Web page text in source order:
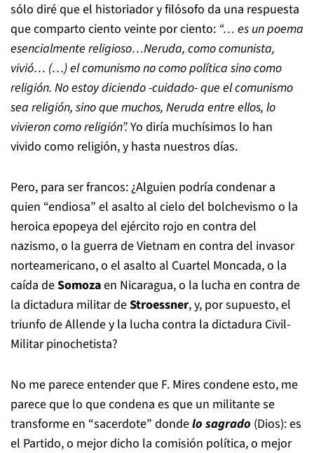
sólo diré que el historiador y filósofo da una respuesta
que comparto ciento veinte por ciento: “… es un poema
esencialmente religioso…Neruda, como comunista,
vivió… (…) el comunismo no como política sino como
religión. No estoy diciendo -cuidado- que el comunismo
sea religión, sino que muchos, Neruda entre ellos, lo
vivieron como religión”.Yo diría muchísimos lo han
vivido como religión, y hasta nuestros días.
Pero, para ser francos: ¿Alguien podría condenar a
quien “endiosa” el asalto al cielo del bolchevismo o la
heroica epopeya del ejército rojo en contra del
nazismo, o la guerra de Vietnam en contra del invasor
norteamericano, o el asalto al Cuartel Moncada, o la
caída deSomozaen Nicaragua, o la lucha en contra de
la dictadura militar deStroessner, y, por supuesto, el
triunfo de Allende y la lucha contra la dictadura Civil-
Militar pinochetista?
No me parece entender que F. Mires condene esto, me
parece que lo que condena es que un militante se
transforme en “sacerdote” dondelo sagrado (Dios): es
el Partido, o mejor dicho la comisión política, o mejor